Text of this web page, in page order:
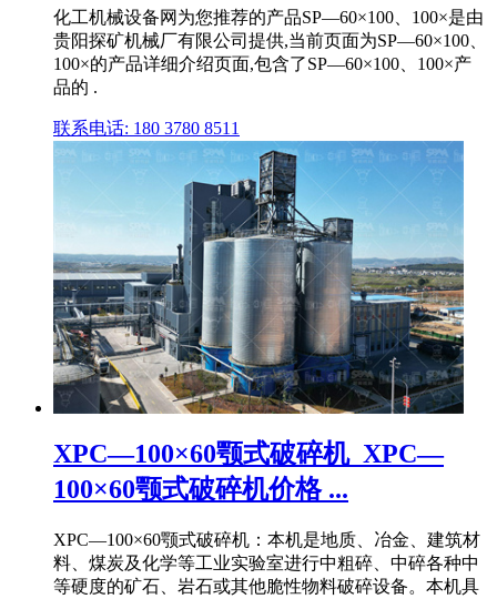
化工机械设备网为您推荐的产品SP—60×100、100×是由
贵阳探矿机械厂有限公司提供,当前页面为SP—60×100、
100×的产品详细介绍页面,包含了SP—60×100、100×产
品的 .
联系电话: 180 3780 8511
XPC—100×60颚式破碎机_XPC—
100×60颚式破碎机价格 ...
XPC—100×60颚式破碎机：本机是地质、冶金、建筑材
料、煤炭及化学等工业实验室进行中粗碎、中碎各种中
等硬度的矿石、岩石或其他脆性物料破碎设备。本机具